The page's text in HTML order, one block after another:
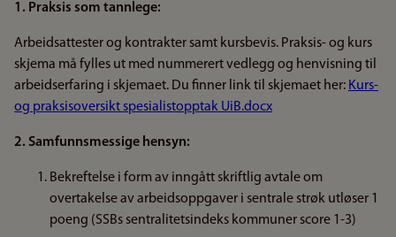
1. Praksis som tannlege:
Arbeidsattester og kontrakter samt kursbevis. Praksis- og kurs
skjema må fylles ut med nummerert vedlegg og henvisning til
arbeidserfaring i skjemaet. Du finner link til skjemaet her: Kurs-
og praksisoversikt spesialistopptak UiB.docx
2. Samfunnsmessige hensyn:
Bekreftelse i form av inngått skriftlig avtale om
overtakelse av arbeidsoppgaver i sentrale strøk utløser 1
poeng (SSBs sentralitetsindeks kommuner score 1-3)